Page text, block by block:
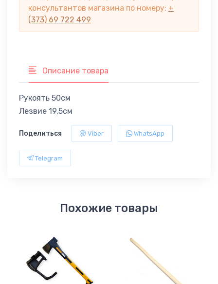
консультантов магазина по номеру: +
(373) 69 722 499
Описание товара
Рукоять 50см
Лезвие 19,5см
Поделиться Viber WhatsApp
Telegram
Похожие товары